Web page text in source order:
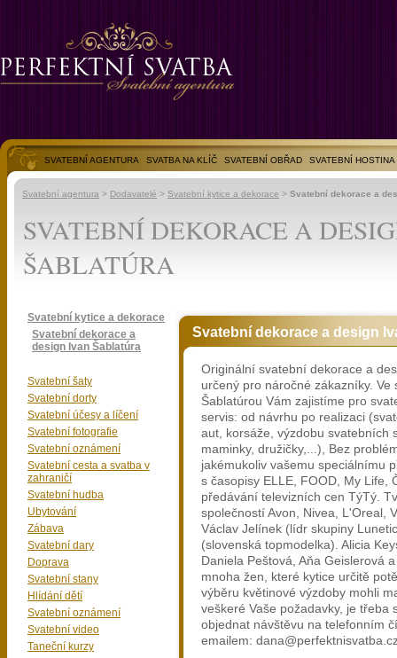
SVATEBNÍ AGENTURA SVATBA NA KLÍČ SVATEBNÍ OBŘAD
SVATEBNÍ HOSTINA
SVATEBNÍ FOTOGALERIE
Svatební agentura > Dodavatelé > Svatební kytice a dekorace > Svatební dekorace a
SVATEBNÍ DEKORACE A
ŠABLATÚRA
Svatební dekorace a design
Originální svatební dekorace a
určený pro náročné zákazníky. Ve
Šablatúrou Vám zajistíme pro
servis: od návrhu po realizaci
aut, korsáže, výzdobu svatebních
maminky, družičky,...), Bez
jakémukoliv vašemu speciálnímu
s časopisy ELLE, FOOD, My Life,
předávání televizních cen TýTý.
společností Avon, Nivea, L'Oreal,
Václav Jelínek (lídr skupiny
(slovenská topmodelka). Alicia
Daniela Peštová, Aňa Geislerová
mnoha žen, které kytice určitě
výběru květinové výzdoby mohli
veškeré Vaše požadavky, je třeba
objednat návštěvu na telefonním
emailem:
Svatební kytice a dekorace
Svatební dekorace a
design Ivan Šablatúra
Svatební šaty
Svatební dorty
Svatební účesy a líčení
Svatební fotografie
Svatební oznámení
Svatební cesta a svatba v
zahraničí
Svatební hudba
Ubytování
Zábava
Svatební dary
Doprava
Svatební stany
Hlídání dětí
Svatební oznámení
Svatební video
Taneční kurzy